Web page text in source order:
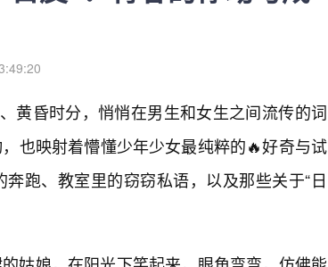
黄昏时分，悄悄在男生和女生之间流传的词
也映射着懵懂少年少女最纯粹的🔥好奇与试
跑、教室里的窃窃私语，以及那些关于“日